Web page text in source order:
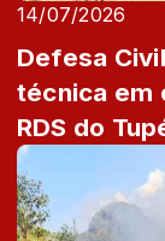
14/07/2026
Defesa
técnica em
RDS do
risco